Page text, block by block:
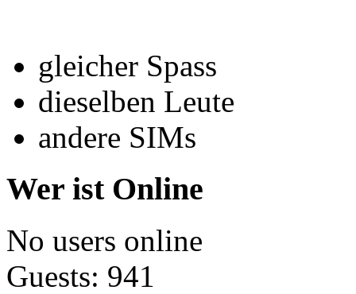
gleicher Spass
dieselben Leute
andere SIMs
Wer ist Online
No users online
Guests: 941